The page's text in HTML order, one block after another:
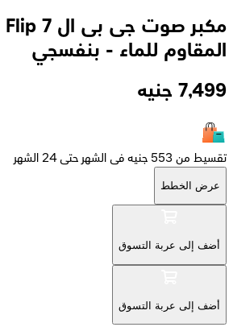
المقاوم للماء - بنفسجي
7,499 جنيه
تقسيط من 553 جنيه فى الشهر حتى 24 الشهر
عرض الخطط
أضف إلى عربة التسوق
أضف إلى عربة التسوق